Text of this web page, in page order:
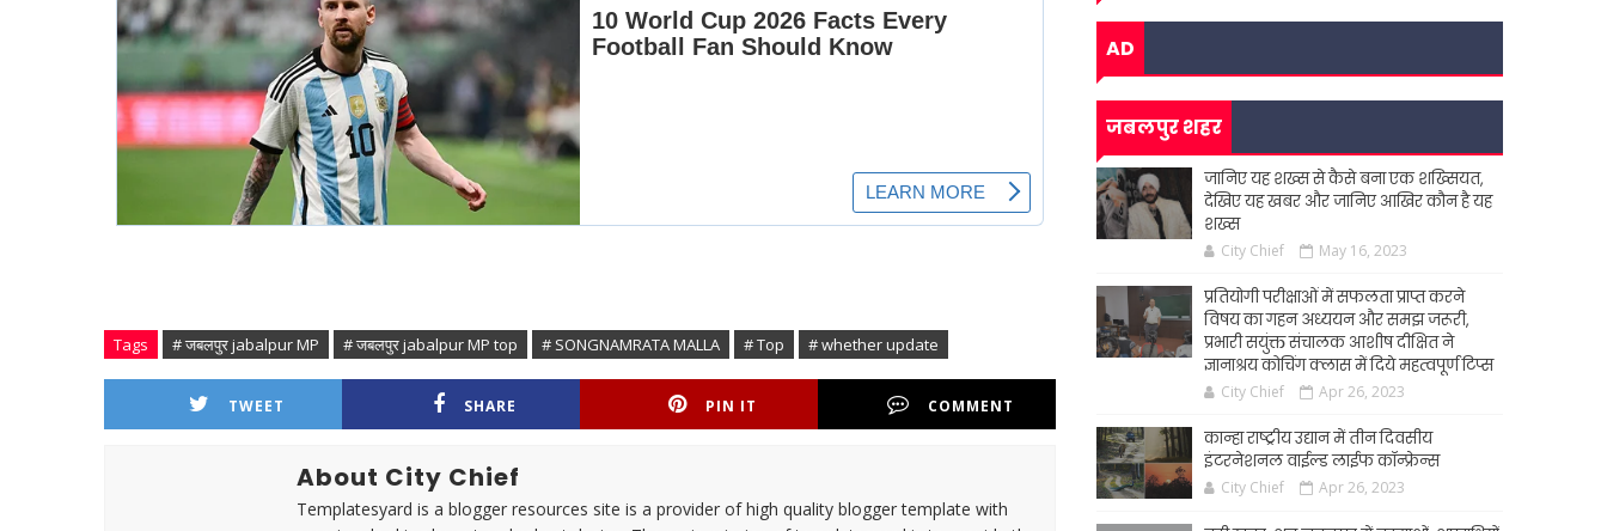
Tags # जबलपुर jabalpur MP # जबलपुर jabalpur MP top # SONGNAMRATA MALLA # Top # whether update
TWEET SHARE PIN IT COMMENT
About City Chief
Templatesyard is a blogger resources site is a provider of high quality blogger template with
AD
जबलपुर शहर
जानिए यह शख्स से कैसे बना एक शख्सियत,
देखिए यह खबर और जानिए आखिर कौन है यह
शख्स
City Chief May 16, 2023
प्रतियोगी परीक्षाओं में सफलता प्राप्त करने
विषय का गहन अध्ययन और समझ जरूरी,
प्रभारी सयुंक्त संचालक आशीष दीक्षित ने
ज्ञानाश्रय कोचिंग क्लास में दिये महत्वपूर्ण टिप्स
City Chief Apr 26, 2023
कान्हा राष्ट्रीय उद्यान में तीन दिवसीय
इंटरनेशनल वाईल्ड लाईफ कॉन्फ्रेन्स
City Chief Apr 26, 2023